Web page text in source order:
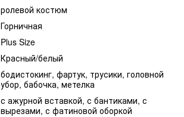
ролевой костюм
Горничная
Plus Size
Красный/белый
бодистокинг, фартук, трусики, головной
убор, бабочка, метелка
с ажурной вставкой, с бантиками, с
вырезами, с фатиновой оборкой